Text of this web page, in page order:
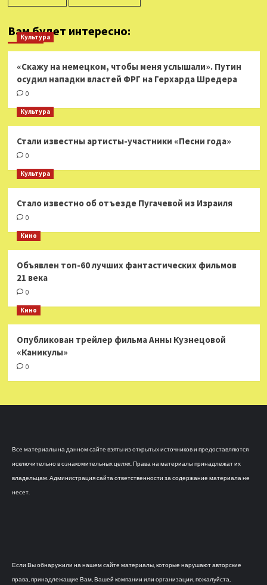
Вам будет интересно:
Культура
«Скажу на немецком, чтобы меня услышали». Путин
осудил нападки властей ФРГ на Герхарда Шредера
0
Культура
Стали известны артисты-участники «Песни года»
0
Культура
Стало известно об отъезде Пугачевой из Израиля
0
Кино
Объявлен топ-60 лучших фантастических фильмов
21 века
0
Кино
Опубликован трейлер фильма Анны Кузнецовой
«Каникулы»
0
Все материалы на данном сайте взяты из открытых источников и предоставляются
исключительно в ознакомительных целях. Права на материалы принадлежат их
владельцам. Администрация сайта ответственности за содержание материала не
несет.
Если Вы обнаружили на нашем сайте материалы, которые нарушают авторские
права, принадлежащие Вам, Вашей компании или организации, пожалуйста,